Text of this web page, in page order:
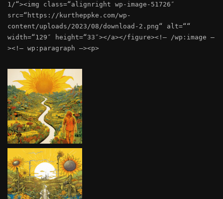
1/“><img class=“alignright wp-image-51726″
src=“https://kurtheppke.com/wp-
content/uploads/2023/08/download-2.png“ alt=““
width=“129″ height=“33″></a></figure><!– /wp:image –
><!– wp:paragraph –><p>